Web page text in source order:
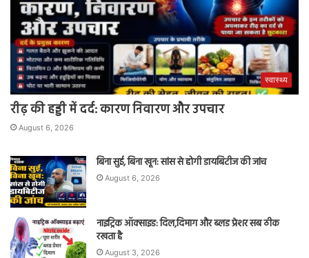
स्वास्थ्य
रीढ़ की हड्डी में दर्द: कारण निवारण और उपचार
August 6, 2026
बिना सुई, बिना खून: सांस से होगी डायबिटीज की जांच
August 6, 2026
नाइट्रिक ऑक्साइड: दिल,दिमाग और ब्लड प्रेशर सब ठीक
रखता है
August 3, 2026